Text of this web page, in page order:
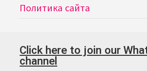
Политика сайта
Click here to join our
channel